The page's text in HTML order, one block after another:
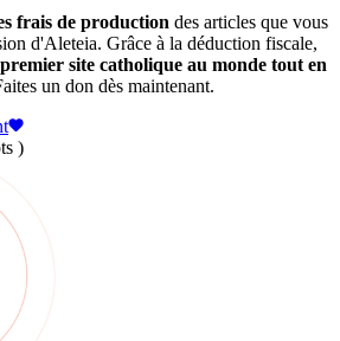
frais de production des articles que vous
d'Aleteia. Grâce à la déduction fiscale,
site catholique au monde tout en
un don dès maintenant.
)